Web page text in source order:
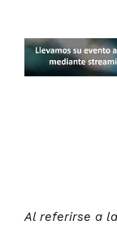
Al referirse a